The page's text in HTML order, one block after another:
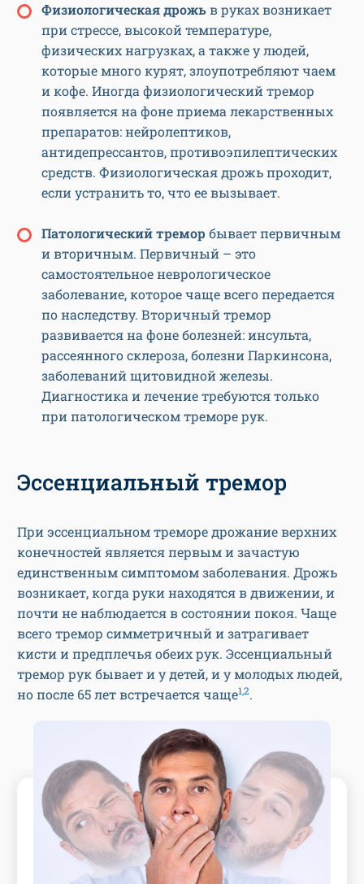
Физиологическая дрожьв руках возникает
при стрессе, высокой температуре,
физических нагрузках, а также у людей,
которые много курят, злоупотребляют чаем
и кофе. Иногда физиологический тремор
появляется на фоне приема лекарственных
препаратов: нейролептиков,
антидепрессантов, противоэпилептических
средств. Физиологическая дрожь проходит,
если устранить то, что ее вызывает.
Патологический тремор бывает первичным
и вторичным. Первичный – это
самостоятельное неврологическое
заболевание, которое чаще всего передается
по наследству. Вторичный тремор
развивается на фоне болезней: инсульта,
рассеянного склероза, болезни Паркинсона,
заболеваний щитовидной железы.
Диагностика и лечение требуются только
при патологическом треморе рук.
Эссенциальный тремор
При эссенциальном треморе дрожание верхних
конечностей является первым и зачастую
единственным симптомом заболевания. Дрожь
возникает, когда руки находятся в движении, и
почти не наблюдается в состоянии покоя. Чаще
всего тремор симметричный и затрагивает
кисти и предплечья обеих рук. Эссенциальный
тремор рук бывает и у детей, и у молодых людей,
но после 65 лет встречается чаще1,2.